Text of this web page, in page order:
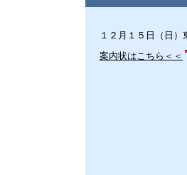
１２月１５日（日
案内状はこちら＜＜